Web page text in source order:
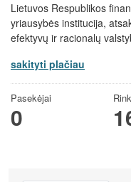
Lietuvos Respublikos
yriausybės institucija,
efektyvų ir racionalų
sakityti plačiau
Pasekėjai
0